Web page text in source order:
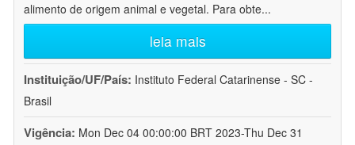
alimento de origem animal e vegetal. Para obte...
leia mais
Instituição/UF/País: Instituto Federal Catarinense - SC -
Brasil
Vigência: Mon Dec 04 00:00:00 BRT 2023-Thu Dec 31